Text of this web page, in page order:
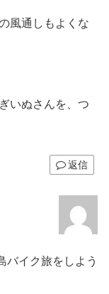
風通しもよくな
いぬさんを、つ
返信
バイク旅をしよう